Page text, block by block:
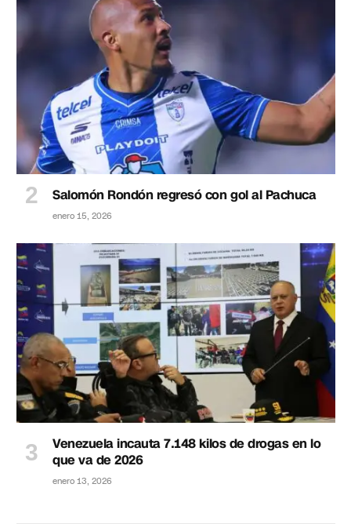
Salomón Rondón regresó con gol al Pachuca
enero 15, 2026
Venezuela incauta 7.148 kilos de drogas en lo
que va de 2026
enero 13, 2026